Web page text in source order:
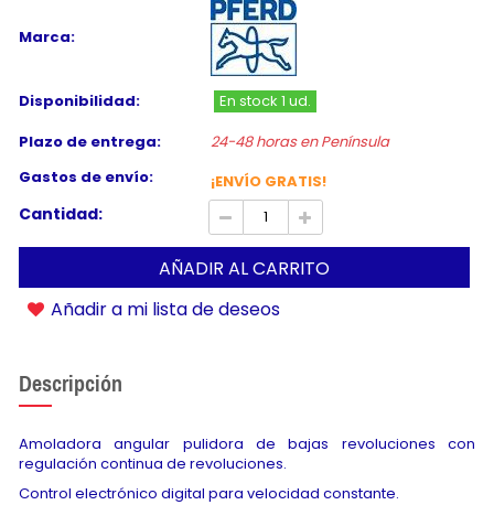
Marca:
Disponibilidad:
En stock 1 ud.
Plazo de entrega:
24-48 horas en Península
Gastos de envío:
¡ENVÍO GRATIS!
Cantidad:
AÑADIR AL CARRITO
Añadir a mi lista de deseos
Descripción
Amoladora angular pulidora de bajas revoluciones con
regulación continua de revoluciones.
Control electrónico digital para velocidad constante.